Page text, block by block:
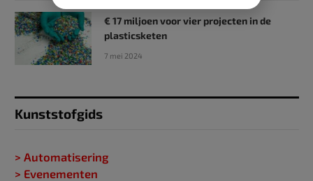
€ 17 miljoen voor vier projecten in de
plasticsketen
7 mei 2024
Kunststofgids
> Automatisering
> Evenementen